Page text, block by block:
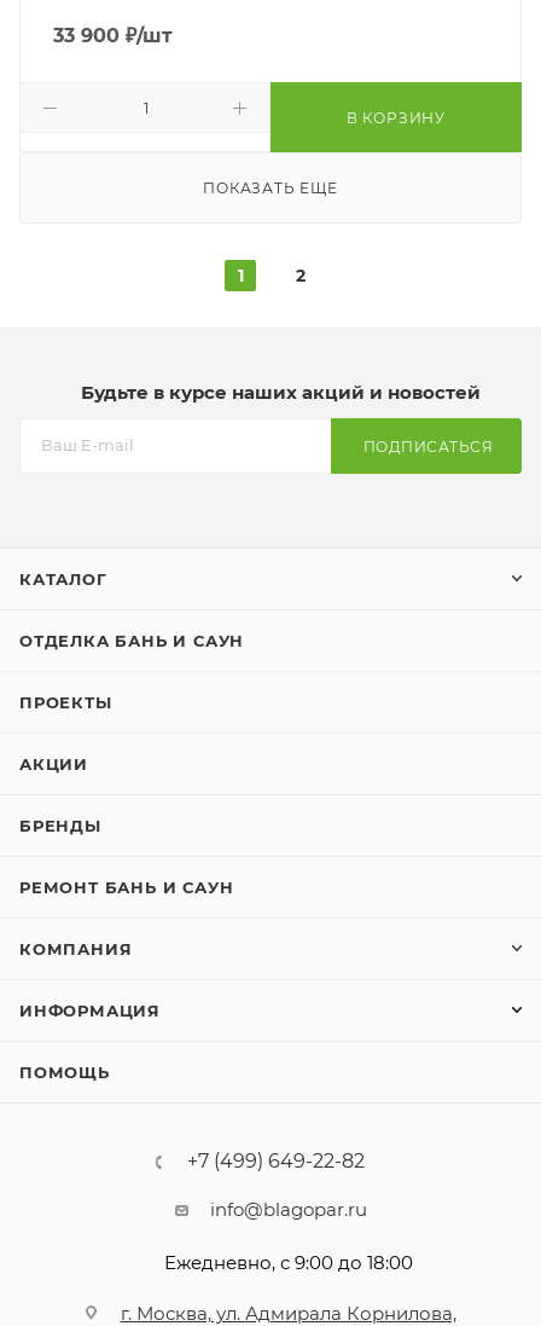
33 900 ₽/шт
В КОРЗИНУ
ПОКАЗАТЬ ЕЩЕ
1 2
Будьте в курсе наших акций и новостей
ПОДПИСАТЬСЯ
КАТАЛОГ
ОТДЕЛКА БАНЬ И САУН
ПРОЕКТЫ
АКЦИИ
БРЕНДЫ
РЕМОНТ БАНЬ И САУН
КОМПАНИЯ
ИНФОРМАЦИЯ
ПОМОЩЬ
+7 (499) 649-22-82
info@blagopar.ru
Ежедневно, с 9:00 до 18:00
г. Москва, ул. Адмирала Корнилова,